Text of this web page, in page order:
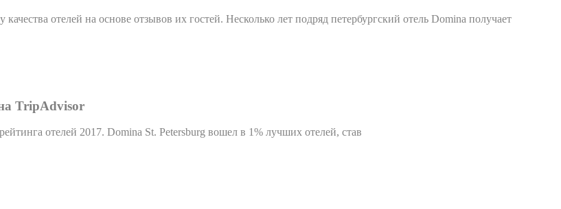
отелей на основе отзывов их гостей. Несколько лет подряд петербургский отель Domina получает
TripAdvisor
отелей 2017. Domina St. Petersburg вошел в 1% лучших отелей, став